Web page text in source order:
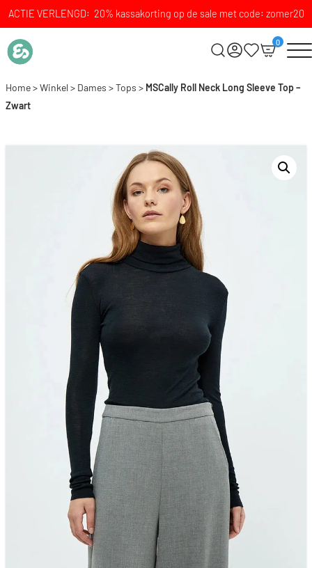
ACTIE VERLENGD: 20% kassakorting op de sale met code: zomer20
0
Home>Winkel> Dames >Tops > MSCally Roll Neck Long Sleeve Top –
Zwart